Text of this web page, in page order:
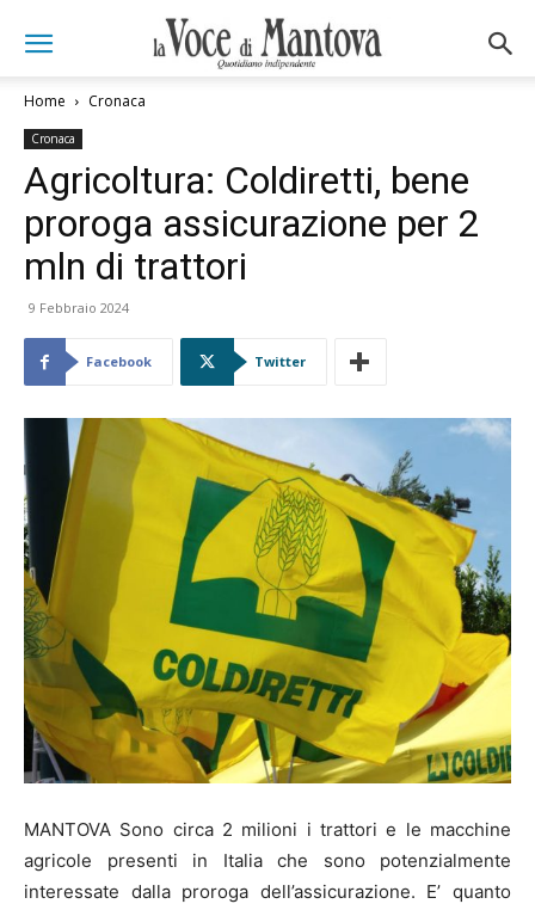
Home Cronaca
Cronaca
Agricoltura: Coldiretti, bene
proroga assicurazione per 2
mln di trattori
9 Febbraio 2024
Facebook Twitter
MANTOVA Sono circa 2 milioni i trattori e le macchine
agricole presenti in Italia che sono potenzialmente
interessate dalla proroga dell’assicurazione. E’ quanto